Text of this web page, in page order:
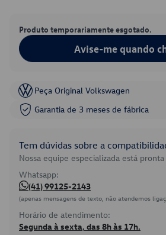
Produto temporariamente esgotado.
Avise-me quando
Peça Original Volkswagen
Garantia de 3 meses de fábrica
Tem dúvidas sobre a
Nossa equipe especializada está
Whatsapp:
(41) 99125-2143
(apenas mensagens de texto, não atendemos
Horário de atendimento:
Segunda à sexta, das 8h às 17h.